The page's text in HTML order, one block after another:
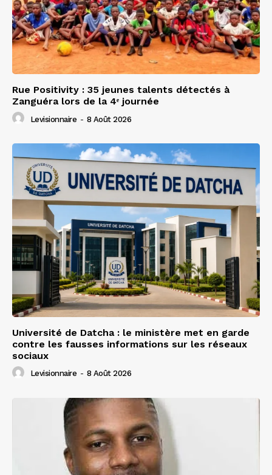
Rue Positivity : 35 jeunes talents détectés à
Zanguéra lors de la 4ᵉ journée
Levisionnaire - 8 Août 2026
Université de Datcha : le ministère met en garde
contre les fausses informations sur les réseaux
sociaux
Levisionnaire - 8 Août 2026